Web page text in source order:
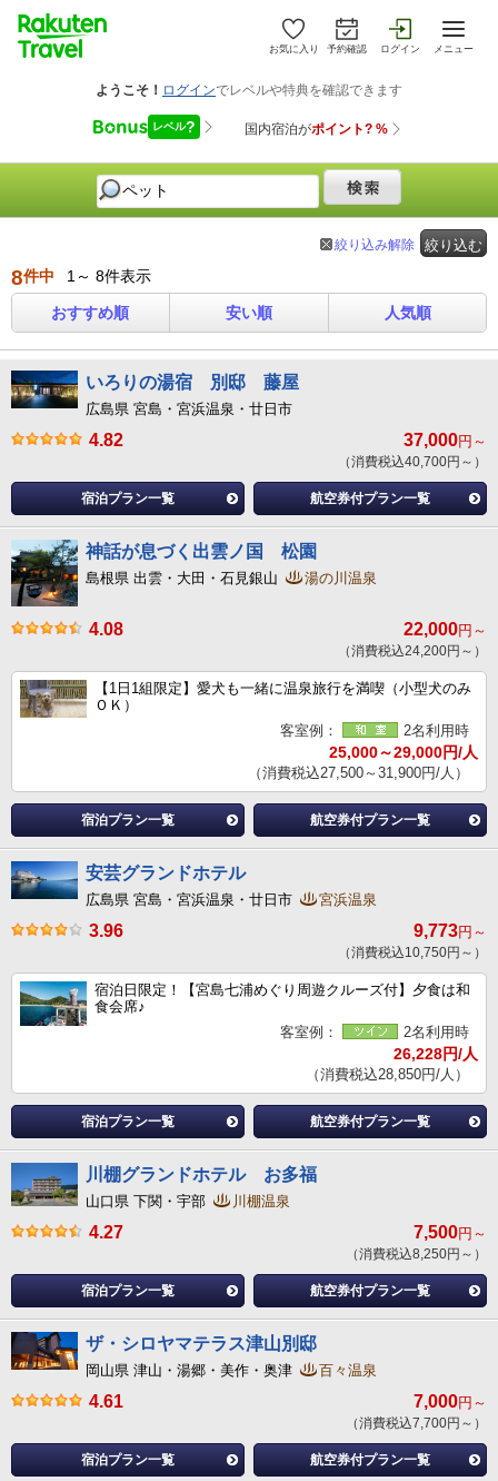
お気に入り 予約確認 ログイン メニュー
絞り込む
絞り込み解除
8件中 1～ 8件表示
おすすめ順 安い順 人気順
いろりの湯宿 別邸 藤屋
広島県 宮島・宮浜温泉・廿日市
4.82 37,000円～
（消費税込40,700円～）
宿泊プラン一覧 航空券付プラン一覧
神話が息づく出雲ノ国 松園
島根県 出雲・大田・石見銀山 湯の川温泉
4.08 22,000円～
（消費税込24,200円～）
【1日1組限定】愛犬も一緒に温泉旅行を満喫（小型犬のみ
ＯＫ）
客室例：
2名利用時
25,000～29,000円/人
（消費税込27,500～31,900円/人）
宿泊プラン一覧 航空券付プラン一覧
安芸グランドホテル
広島県 宮島・宮浜温泉・廿日市 宮浜温泉
3.96 9,773円～
（消費税込10,750円～）
宿泊日限定！【宮島七浦めぐり周遊クルーズ付】夕食は和
食会席♪
客室例：
2名利用時
26,228円/人
（消費税込28,850円/人）
宿泊プラン一覧 航空券付プラン一覧
川棚グランドホテル お多福
山口県 下関・宇部 川棚温泉
4.27 7,500円～
（消費税込8,250円～）
宿泊プラン一覧 航空券付プラン一覧
ザ・シロヤマテラス津山別邸
岡山県 津山・湯郷・美作・奥津 百々温泉
4.61 7,000円～
（消費税込7,700円～）
宿泊プラン一覧 航空券付プラン一覧